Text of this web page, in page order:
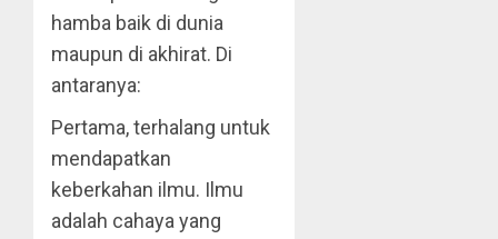
hamba baik di dunia
maupun di akhirat. Di
antaranya:
Pertama, terhalang untuk
mendapatkan
keberkahan ilmu. Ilmu
adalah cahaya yang